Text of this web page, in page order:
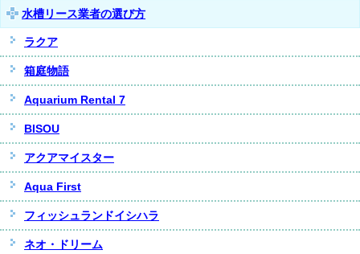
水槽リース業者の選び方
ラクア
箱庭物語
Aquarium Rental 7
BISOU
アクアマイスター
Aqua First
フィッシュランドイシハラ
ネオ・ドリーム